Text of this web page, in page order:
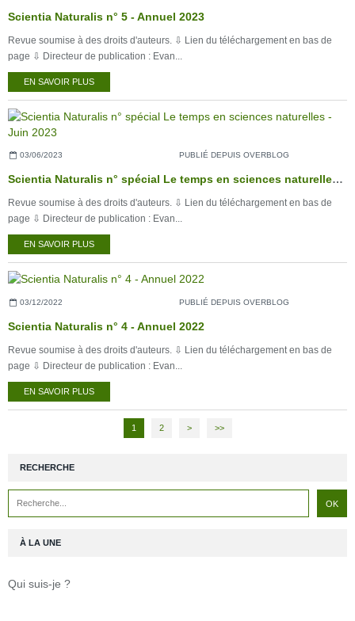
Scientia Naturalis n° 5 - Annuel 2023
Revue soumise à des droits d'auteurs. ⇩ Lien du téléchargement en bas de
page ⇩ Directeur de publication : Evan...
EN SAVOIR PLUS
03/06/2023 PUBLIÉ DEPUIS OVERBLOG
Scientia Naturalis n° spécial Le temps en sciences naturelles - Juin 2023
Revue soumise à des droits d'auteurs. ⇩ Lien du téléchargement en bas de
page ⇩ Directeur de publication : Evan...
EN SAVOIR PLUS
03/12/2022 PUBLIÉ DEPUIS OVERBLOG
Scientia Naturalis n° 4 - Annuel 2022
Revue soumise à des droits d'auteurs. ⇩ Lien du téléchargement en bas de
page ⇩ Directeur de publication : Evan...
EN SAVOIR PLUS
1 2 > >>
RECHERCHE
À LA UNE
Qui suis-je ?